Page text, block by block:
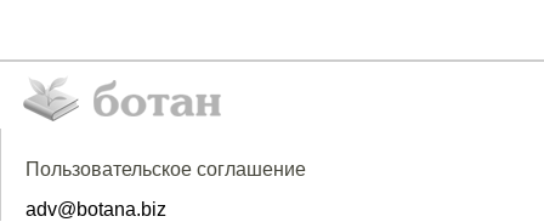
Пользовательское соглашение
adv@botana.biz